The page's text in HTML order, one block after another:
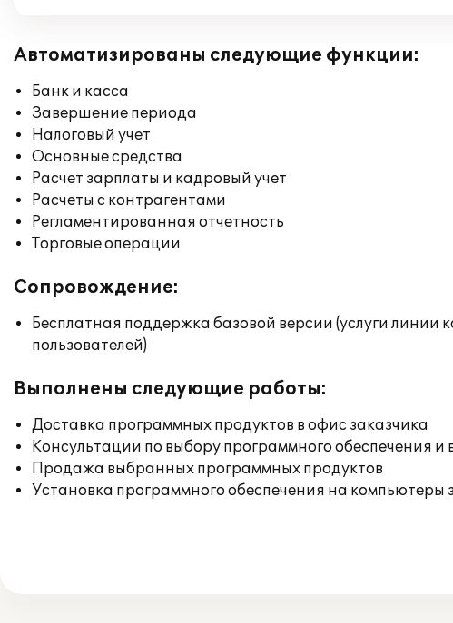
Автоматизированы следующие функции:
Банк и касса
Завершение периода
Налоговый учет
Основные средства
Расчет зарплаты и кадровый учет
Расчеты с контрагентами
Регламентированная отчетность
Торговые операции
Сопровождение:
Бесплатная поддержка базовой версии (услуги
пользователей)
Выполнены следующие работы:
Доставка программных продуктов в офис заказчика
Консультации по выбору программного обеспечения
Продажа выбранных программных продуктов
Установка программного обеспечения на компьютеры